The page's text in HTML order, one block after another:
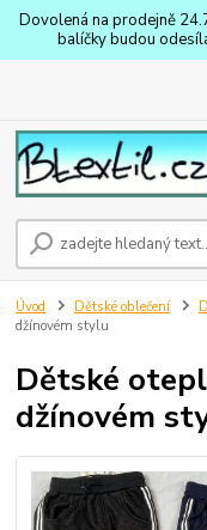
Dovolená na prodejně
balíčky budou
Úvod Dětské oblečení
džínovém stylu
Dětské
džínovém